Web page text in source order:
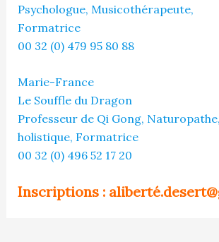
Psychologue, Musicothérapeute,
Formatrice
00 32 (0) 479 95 80 88
Marie-France
Le Souffle du Dragon
Professeur de Qi Gong,
holistique, Formatrice
00 32 (0) 496 52 17 20
Inscriptions :